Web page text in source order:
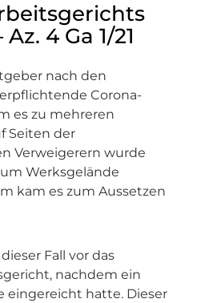
4 Ga 1/21
nach den
Corona-
es zu mehreren
Seiten der
Verweigerern wurde
Werksgelände
kam es zum Aussetzen
Fall vor das
nachdem ein
eingereicht hatte. Dieser